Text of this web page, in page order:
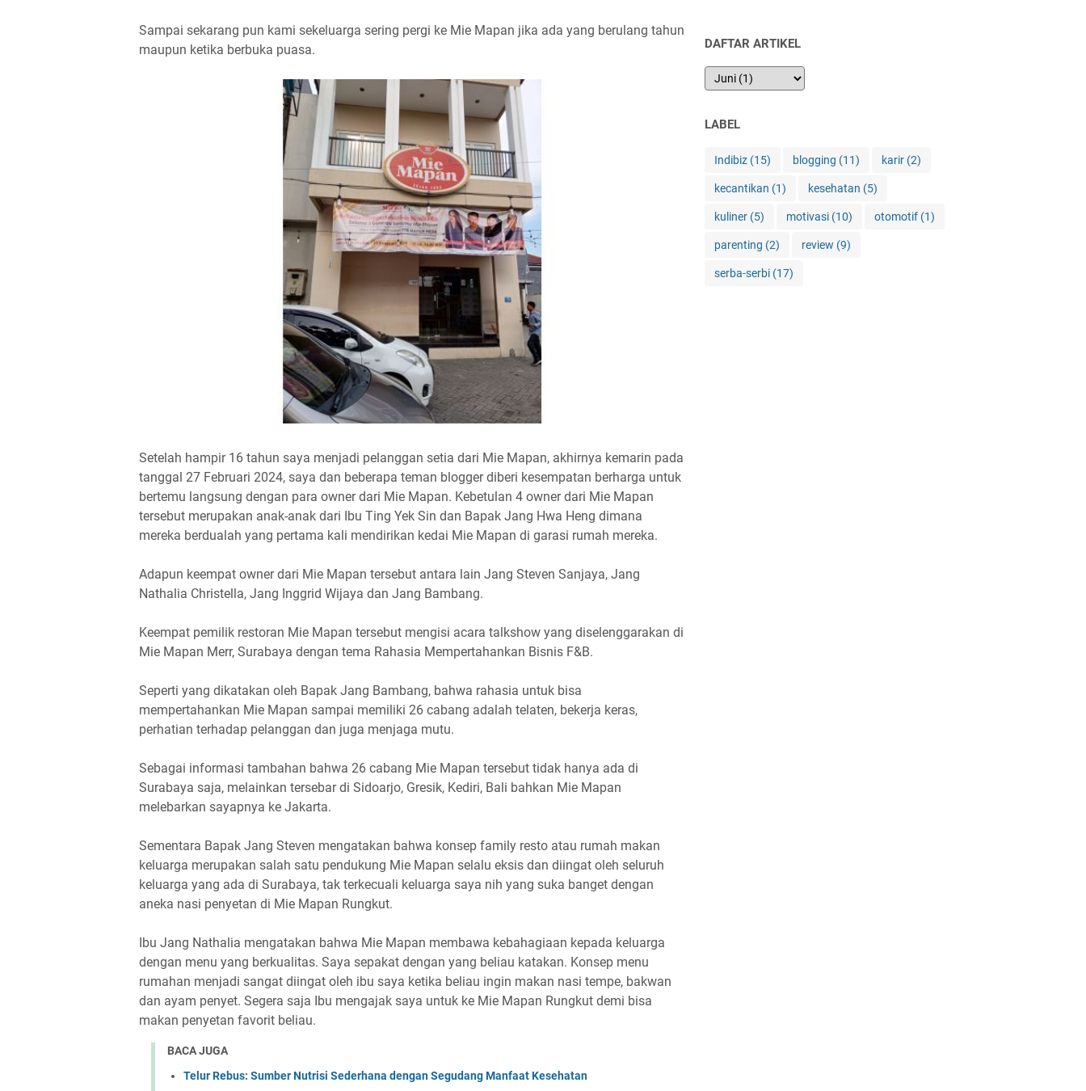
Sampai sekarang pun kami sekeluarga sering pergi ke Mie Mapan jika ada yang berulang tahun
maupun ketika berbuka puasa.
Setelah hampir 16 tahun saya menjadi pelanggan setia dari Mie Mapan, akhirnya kemarin pada
tanggal 27 Februari 2024, saya dan beberapa teman blogger diberi kesempatan berharga untuk
bertemu langsung dengan para owner dari Mie Mapan. Kebetulan 4 owner dari Mie Mapan
tersebut merupakan anak-anak dari Ibu Ting Yek Sin dan Bapak Jang Hwa Heng dimana
mereka berdualah yang pertama kali mendirikan kedai Mie Mapan di garasi rumah mereka.
Adapun keempat owner dari Mie Mapan tersebut antara lain Jang Steven Sanjaya, Jang
Nathalia Christella, Jang Inggrid Wijaya dan Jang Bambang.
Keempat pemilik restoran Mie Mapan tersebut mengisi acara talkshow yang diselenggarakan di
Mie Mapan Merr, Surabaya dengan tema Rahasia Mempertahankan Bisnis F&B.
Seperti yang dikatakan oleh Bapak Jang Bambang, bahwa rahasia untuk bisa
mempertahankan Mie Mapan sampai memiliki 26 cabang adalah telaten, bekerja keras,
perhatian terhadap pelanggan dan juga menjaga mutu.
Sebagai informasi tambahan bahwa 26 cabang Mie Mapan tersebut tidak hanya ada di
Surabaya saja, melainkan tersebar di Sidoarjo, Gresik, Kediri, Bali bahkan Mie Mapan
melebarkan sayapnya ke Jakarta.
Sementara Bapak Jang Steven mengatakan bahwa konsep family resto atau rumah makan
keluarga merupakan salah satu pendukung Mie Mapan selalu eksis dan diingat oleh seluruh
keluarga yang ada di Surabaya, tak terkecuali keluarga saya nih yang suka banget dengan
aneka nasi penyetan di Mie Mapan Rungkut.
Ibu Jang Nathalia mengatakan bahwa Mie Mapan membawa kebahagiaan kepada keluarga
dengan menu yang berkualitas. Saya sepakat dengan yang beliau katakan. Konsep menu
rumahan menjadi sangat diingat oleh ibu saya ketika beliau ingin makan nasi tempe, bakwan
dan ayam penyet. Segera saja Ibu mengajak saya untuk ke Mie Mapan Rungkut demi bisa
makan penyetan favorit beliau.
BACA JUGA
Telur Rebus: Sumber Nutrisi Sederhana dengan Segudang Manfaat Kesehatan
DAFTAR ARTIKEL
LABEL
Indibiz (15) blogging (11) karir (2)
kecantikan (1) kesehatan (5)
kuliner (5) motivasi (10) otomotif (1)
parenting (2) review (9)
serba-serbi (17)